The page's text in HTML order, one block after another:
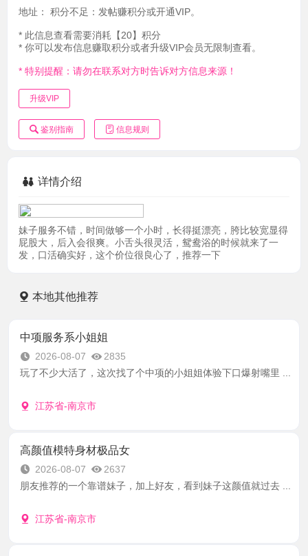
地址： 积分不足：发帖赚积分或开通VIP。
* 此信息查看需要消耗【20】积分
* 你可以发布信息赚取积分或者升级VIP会员无限制查看。
* 特别提醒：请勿在联系对方时告诉对方信息来源！
升级VIP
鉴别指南 信息规则
详情介绍
妹子服务不错，时间做够一个小时，长得挺漂亮，胯比较宽显得
屁股大，后入会很爽。小舌头很灵活，鸳鸯浴的时候就来了一
发，口活确实好，这个价位很良心了，推荐一下
本地其他推荐
中项服务系小姐姐
2026-08-07
2835
玩了不少大活了，这次找了个中项的小姐姐体验下口爆射嘴里 ...
江苏省-南京市
高颜值模特身材极品女
2026-08-07
2637
朋友推荐的一个靠谱妹子，加上好友，看到妹子这颜值就过去 ...
江苏省-南京市